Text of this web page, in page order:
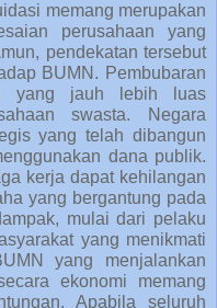
memang merupakan
perusahaan yang
pendekatan tersebut
BUMN. Pembubaran
yang jauh lebih luas
swasta. Negara
yang telah dibangun
dana publik.
kerja dapat kehilangan
yang bergantung pada
mulai dari pelaku
yang menikmati
yang menjalankan
ekonomi memang
Apabila seluruh